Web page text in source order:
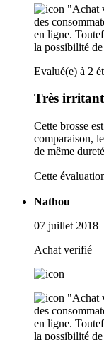
"Achat
des
en ligne.
la possibilité
Evalué(e) à 2
Très irritant
Cette brosse
comparaison,
de même
Cette
Nathou
07 juillet 2018
Achat verifié
"Achat
des
en ligne.
la possibilité